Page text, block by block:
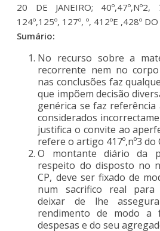
20 DE JANEIRO;
124º,125º, 127º, º, 412ºE ,428º DO
Sumário:
No recurso sobre a
recorrente nem no
nas conclusões faz
que impõem decisão
genérica se faz
considerados
justifica o convite ao
refere o artigo 417º,nº3 do
O montante diário da
respeito do disposto no
CP, deve ser fixado de
num sacrifico real para
deixar de lhe
rendimento de modo a
despesas e do seu